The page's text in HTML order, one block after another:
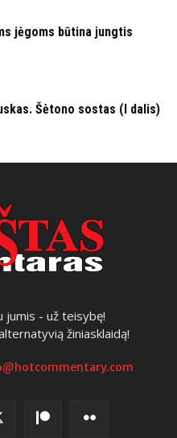
jėgoms būtina jungtis
Šėtono sostas (I dalis)
jumis - už teisybę!
žiniasklaidą!